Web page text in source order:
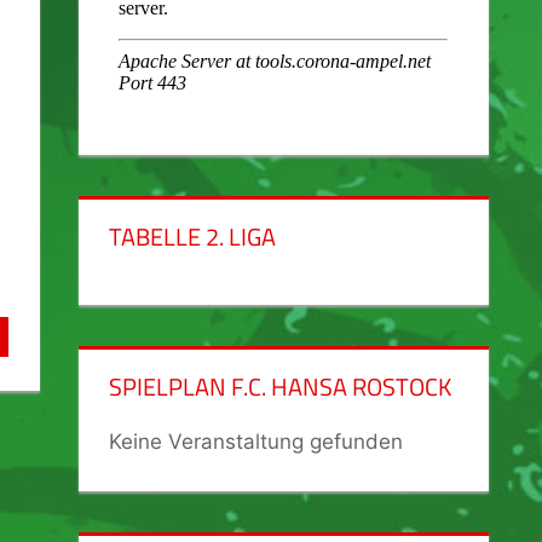
TABELLE 2. LIGA
SPIELPLAN F.C. HANSA ROSTOCK
Keine Veranstaltung gefunden